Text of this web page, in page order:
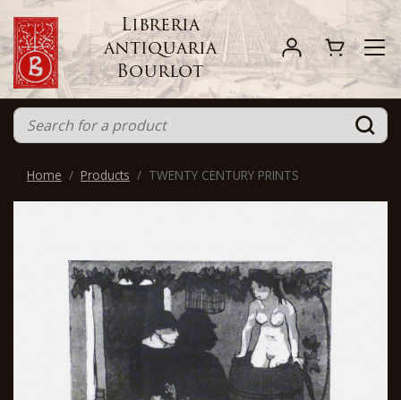
Libreria
antiquaria
Bourlot
Home Products TWENTY CENTURY PRINTS